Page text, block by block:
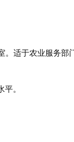
。适于农业服务部
。